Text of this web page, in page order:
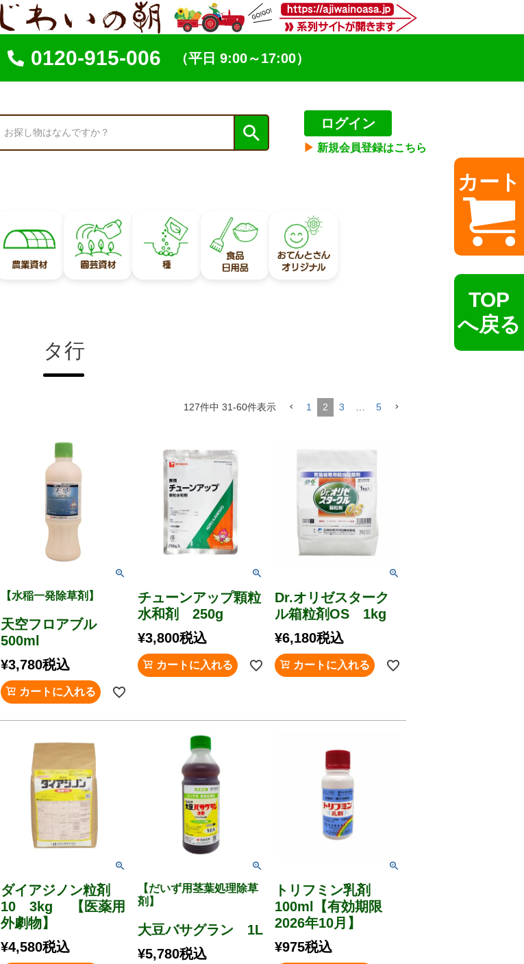
0120-915-006 （平日 9:00～17:00）
ログイン
▶︎ 新規会員登録はこちら
カート
TOP
へ戻る
タ行
127件中 31-60件表示 1 2 3 5
【水稲一発除草剤】
天空フロアブル
500ml
¥3,780税込
カートに入れる
チューンアップ顆粒
水和剤 250g
¥3,800税込
カートに入れる
Dr.オリゼスターク
ル箱粒剤OS 1kg
¥6,180税込
カートに入れる
ダイアジノン粒剤
10 3kg 【医薬用
外劇物】
¥4,580税込
【だいず用茎葉処理除草
剤】
大豆バサグラン 1L
¥5,780税込
トリフミン乳剤
100ml【有効期限
2026年10月】
¥975税込